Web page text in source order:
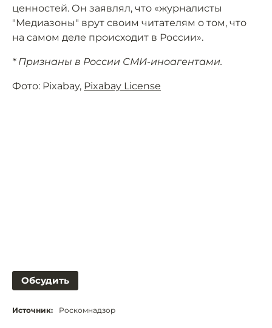
ценностей. Он заявлял, что «журналисты
"Медиазоны" врут своим читателям о том, что
на самом деле происходит в России».
* Признаны в России СМИ-иноагентами.
Фото: Pixabay, Pixabay License
Обсудить
Источник: Роскомнадзор